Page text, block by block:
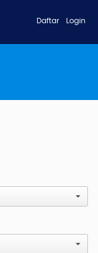
Login
Daftar